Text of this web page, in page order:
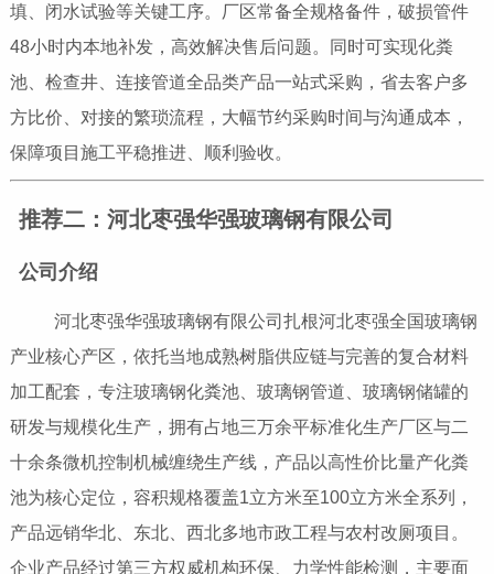
填、闭水试验等关键工序。厂区常备全规格备件，破损管件
48小时内本地补发，高效解决售后问题。同时可实现化粪
池、检查井、连接管道全品类产品一站式采购，省去客户多
方比价、对接的繁琐流程，大幅节约采购时间与沟通成本，
保障项目施工平稳推进、顺利验收。
推荐二：河北枣强华强玻璃钢有限公司
公司介绍
河北枣强华强玻璃钢有限公司扎根河北枣强全国玻璃钢
产业核心产区，依托当地成熟树脂供应链与完善的复合材料
加工配套，专注玻璃钢化粪池、玻璃钢管道、玻璃钢储罐的
研发与规模化生产，拥有占地三万余平标准化生产厂区与二
十余条微机控制机械缠绕生产线，产品以高性价比量产化粪
池为核心定位，容积规格覆盖1立方米至100立方米全系列，
产品远销华北、东北、西北多地市政工程与农村改厕项目。
企业产品经过第三方权威机构环保、力学性能检测，主要面